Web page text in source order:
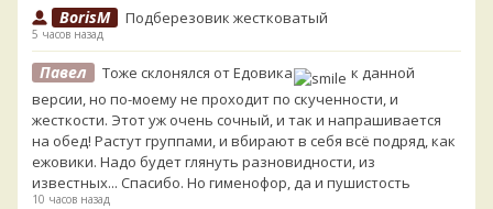
BorisM Подберезовик жестковатый
5 часов назад
Павел Тоже склонялся от Едовика
к данной
версии, но по-моему не проходит по скученности, и
жесткости. Этот уж очень сочный, и так и напрашивается
на обед! Растут группами, и вбирают в себя всё подряд, как
ежовики. Надо будет глянуть разновидности, из
известных... Спасибо. Но гименофор, да и пушистость
10 часов назад